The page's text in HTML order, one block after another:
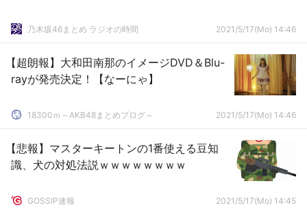
乃木坂46まとめ ラジオの時間 2021/5/17(Mo) 14:46
【超朗報】大和田南那のイメージDVD＆Blu-
rayが発売決定！【なーにゃ】
18300ｍ～AKB48まとめブログ～ 2021/5/17(Mo) 14:46
【悲報】マスターキートンの1番使える豆知
識、犬の対処法説ｗｗｗｗｗｗｗｗ
GOSSIP速報 2021/5/17(Mo) 14:45